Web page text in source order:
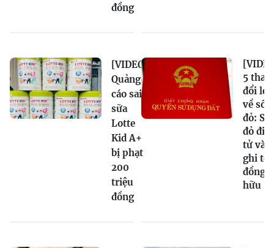
đồng
[VIDEO]
Quảng
cáo sai
sữa
Lotte
Kid A+
bị phạt
200
triệu
đồng
5 thay
đổi lớn
về sổ
đỏ: Sổ
đỏ
tử và
ghi tên
đồng
hữu